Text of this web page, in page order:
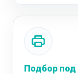
Подбор